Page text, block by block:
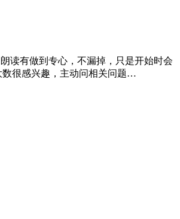
读有做到专心，不漏掉，只是开始时会
数很感兴趣，主动问相关问题…